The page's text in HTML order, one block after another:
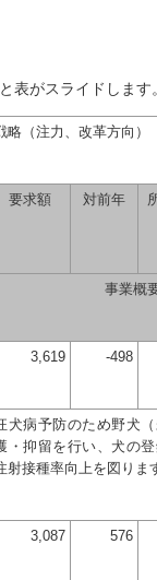
表がスライドします。
（注力、改革方向）
要求額 対前年
事業概
3,619 -498
犬病予防のため野犬
・抑留を行い、犬の
射接種率向上を図りま
3,087 576